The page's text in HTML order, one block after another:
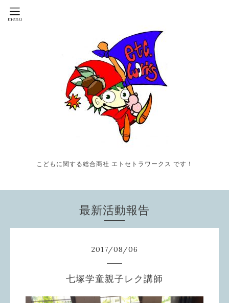
こどもに関する総合商社 エトセトラワークス です！
最新活動報告
2017/08/06
七塚学童親子レク講師